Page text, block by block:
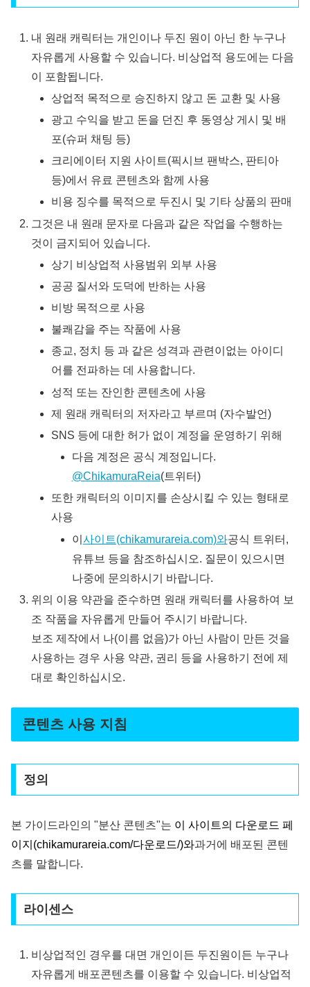
내 원래 캐릭터는 개인이나 두진 원이 아닌 한 누구나
자유롭게 사용할 수 있습니다. 비상업적 용도에는 다음
이 포함됩니다.
상업적 목적으로 승진하지 않고 돈 교환 및 사용
광고 수익을 받고 돈을 던진 후 동영상 게시 및 배
포(슈퍼 채팅 등)
크리에이터 지원 사이트(픽시브 팬박스, 판티아
등)에서 유료 콘텐츠와 함께 사용
비용 징수를 목적으로 두진시 및 기타 상품의 판매
그것은 내 원래 문자로 다음과 같은 작업을 수행하는
것이 금지되어 있습니다.
상기 비상업적 사용범위 외부 사용
공공 질서와 도덕에 반하는 사용
비방 목적으로 사용
불쾌감을 주는 작품에 사용
종교, 정치 등 과 같은 성격과 관련이없는 아이디
어를 전파하는 데 사용합니다.
성적 또는 잔인한 콘텐츠에 사용
제 원래 캐릭터의 저자라고 부르며 (자수발언)
SNS 등에 대한 허가 없이 계정을 운영하기 위해
다음 계정은 공식 계정입니다.
@ChikamuraReia(트위터)
또한 캐릭터의 이미지를 손상시킬 수 있는 형태로
사용
이 사이트(chikamurareia.com)와공식 트위터,
유튜브 등을 참조하십시오. 질문이 있으시면
나중에 문의하시기 바랍니다.
위의 이용 약관을 준수하면 원래 캐릭터를 사용하여 보
조 작품을 자유롭게 만들어 주시기 바랍니다.
보조 제작에서 나(이름 없음)가 아닌 사람이 만든 것을
사용하는 경우 사용 약관, 권리 등을 사용하기 전에 제
대로 확인하십시오.
콘텐츠 사용 지침
정의
본 가이드라인의 "분산 콘텐츠"는 이 사이트의 다운로드 페
이지(chikamurareia.com/다운로드/)와과거에 배포된 콘텐
츠를 말합니다.
라이센스
비상업적인 경우를 대면 개인이든 두진원이든 누구나
자유롭게 배포콘텐츠를 이용할 수 있습니다. 비상업적